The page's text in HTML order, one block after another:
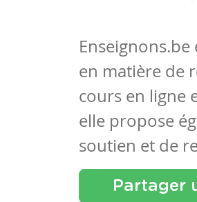
en matière de
cours en ligne
elle propose
soutien et de
Partager